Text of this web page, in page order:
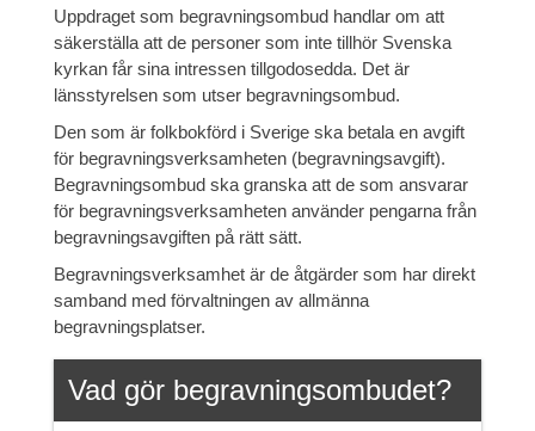
Uppdraget som begravningsombud handlar om att
säkerställa att de personer som inte tillhör Svenska
kyrkan får sina intressen tillgodosedda. Det är
länsstyrelsen som utser begravningsombud.
Den som är folkbokförd i Sverige ska betala en avgift
för begravningsverksamheten (begravningsavgift).
Begravningsombud ska granska att de som ansvarar
för begravningsverksamheten använder pengarna från
begravningsavgiften på rätt sätt.
Begravningsverksamhet är de åtgärder som har direkt
samband med förvaltningen av allmänna
begravningsplatser.
Vad gör begravningsombudet?